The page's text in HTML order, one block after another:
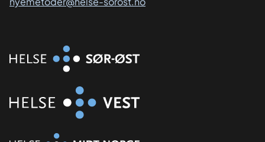
Organisasjon